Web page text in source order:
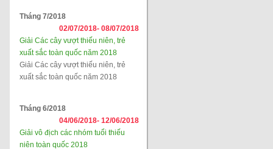
Tháng 7/2018
02/07/2018- 08/07/2018
Giải Các cây vượt thiếu niên, trẻ
xuất sắc toàn quốc năm 2018
Giải Các cây vượt thiếu niên, trẻ
xuất sắc toàn quốc năm 2018
Tháng 6/2018
04/06/2018- 12/06/2018
Giải vô địch các nhóm tuổi thiếu
niên toàn quốc 2018